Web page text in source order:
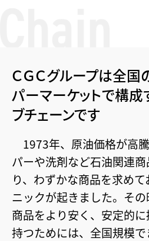
ＣＧＣグループは全国
パーマーケットで構成
ブチェーンです
1973年、原油価格が高
パーや洗剤など石油関連
り、わずかな商品を求め
ニックが起きました。そ
商品をより安く、安定的
持つためには、全国規模